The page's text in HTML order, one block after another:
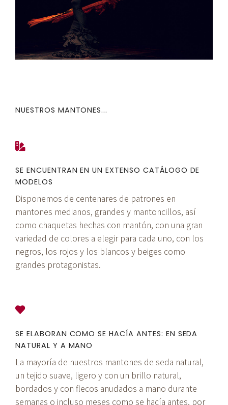
NUESTROS MANTONES...
SE ENCUENTRAN EN UN EXTENSO CATÁLOGO DE
MODELOS
Disponemos de centenares de patrones en
mantones medianos, grandes y mantoncillos, así
como chaquetas hechas con mantón, con una gran
variedad de colores a elegir para cada uno, con los
negros, los rojos y los blancos y beiges como
grandes protagonistas.
SE ELABORAN COMO SE HACÍA ANTES: EN SEDA
NATURAL Y A MANO
La mayoría de nuestros mantones de seda natural,
un tejido suave, ligero y con un brillo natural,
bordados y con flecos anudados a mano durante
semanas o incluso meses como se hacía antes, por